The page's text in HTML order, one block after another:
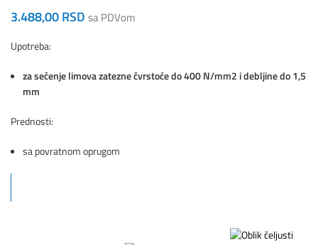
3.488,00RSD sa PDVom
Upotreba:
za sečenje limova zatezne čvrstoće do 400 N/mm2 i debljine do 1,5
mm
Prednosti:
sa povratnom oprugom